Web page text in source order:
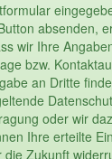
absenden,
wir Ihre
bzw.
an Dritte
oder wir
Ihre erteilte
Zukunft